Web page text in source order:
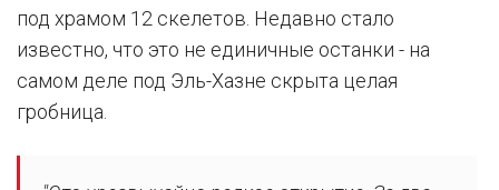
под храмом 12 скелетов. Недавно стало
известно, что это не единичные останки - на
самом деле под Эль-Хазне скрыта целая
гробница.